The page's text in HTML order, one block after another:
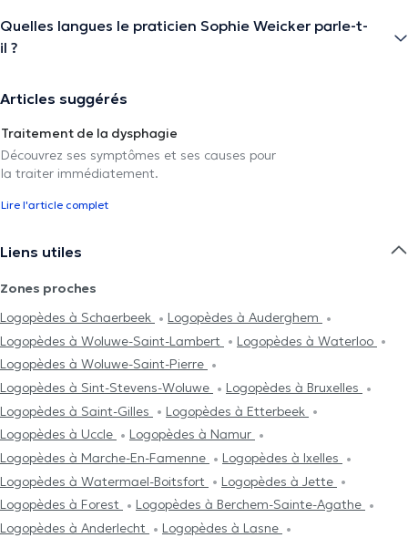
Quelles langues le praticien Sophie Weicker parle-t-
il ?
Articles suggérés
Traitement de la dysphagie
Découvrez ses symptômes et ses causes pour
la traiter immédiatement.
Lire l'article complet
Liens utiles
Zones proches
Logopèdes à Schaerbeek
Logopèdes à Auderghem
Logopèdes à Woluwe-Saint-Lambert
Logopèdes à Waterloo
Logopèdes à Woluwe-Saint-Pierre
Logopèdes à Sint-Stevens-Woluwe
Logopèdes à Bruxelles
Logopèdes à Saint-Gilles
Logopèdes à Etterbeek
Logopèdes à Uccle
Logopèdes à Namur
Logopèdes à Marche-En-Famenne
Logopèdes à Ixelles
Logopèdes à Watermael-Boitsfort
Logopèdes à Jette
Logopèdes à Forest
Logopèdes à Berchem-Sainte-Agathe
Logopèdes à Anderlecht
Logopèdes à Lasne